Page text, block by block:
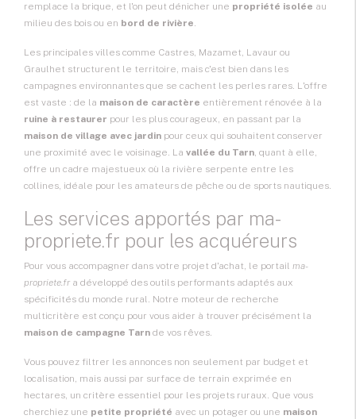
remplace la brique, et l'on peut dénicher une propriété isolée au
milieu des bois ou en bord de rivière.
Les principales villes comme Castres, Mazamet, Lavaur ou
Graulhet structurent le territoire, mais c'est bien dans les
campagnes environnantes que se cachent les perles rares. L'offre
est vaste : de la maison de caractère entièrement rénovée à la
ruine à restaurer pour les plus courageux, en passant par la
maison de village avec jardin pour ceux qui souhaitent conserver
une proximité avec le voisinage. La vallée du Tarn, quant à elle,
offre un cadre majestueux où la rivière serpente entre les
collines, idéale pour les amateurs de pêche ou de sports nautiques.
Les services apportés par ma-
propriete.fr pour les acquéreurs
Pour vous accompagner dans votre projet d'achat, le portail ma-
propriete.fr a développé des outils performants adaptés aux
spécificités du monde rural. Notre moteur de recherche
multicritère est conçu pour vous aider à trouver précisément la
maison de campagne Tarn de vos rêves.
Vous pouvez filtrer les annonces non seulement par budget et
localisation, mais aussi par surface de terrain exprimée en
hectares, un critère essentiel pour les projets ruraux. Que vous
cherchiez une petite propriété avec un potager ou une maison